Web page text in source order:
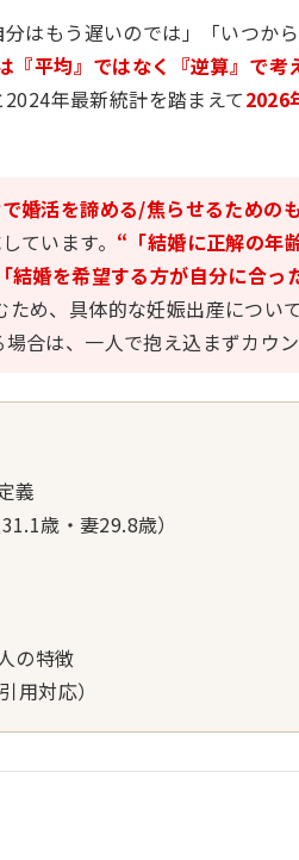
分はもう遅いのでは」「いつ
『平均』ではなく『逆算』で考
年最新統計を踏まえて2026
婚活を諦める/焦らせるための
ています。 “「結婚に正解の年
結婚を希望する方が自分に合っ
め、具体的な妊娠出産につい
合は、一人で抱え込まずカウ
義
歳・妻29.8歳）
の特徴
用対応）